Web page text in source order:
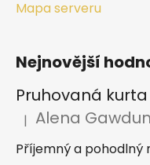
Mapa serveru
Nejnovější
Pruhovaná
Hodnocení produktu
| Alena
Příjemný a pohodlný